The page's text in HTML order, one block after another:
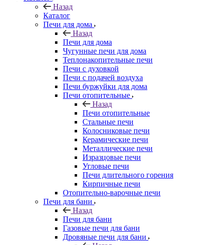
Назад
Каталог
Печи для дома
Назад
Печи для дома
Чугунные печи для дома
Теплонакопительные печи
Печи с духовкой
Печи с подачей воздуха
Печи буржуйки для дома
Печи отопительные
Назад
Печи отопительные
Стальные печи
Колосниковые печи
Керамические печи
Металлические печи
Изразцовые печи
Угловые печи
Печи длительного горения
Кирпичные печи
Отопительно-варочные печи
Печи для бани
Назад
Печи для бани
Газовые печи для бани
Дровяные печи для бани